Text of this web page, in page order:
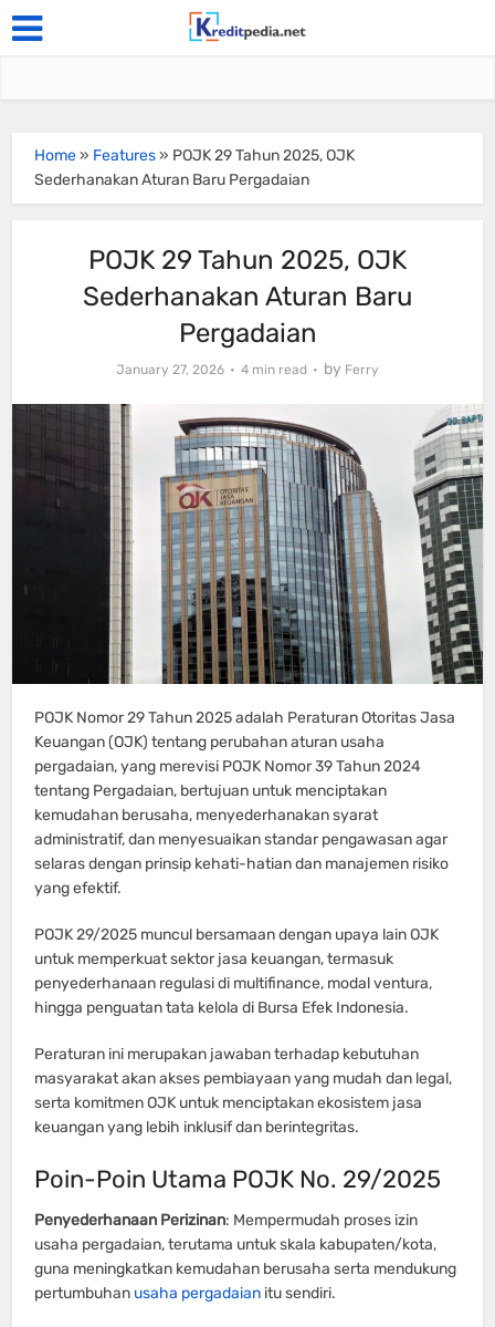
Home» Features» POJK 29 Tahun 2025, OJK
Sederhanakan Aturan Baru Pergadaian
POJK 29 Tahun 2025, OJK
Sederhanakan Aturan Baru
Pergadaian
January 27, 2026 4 min read by Ferry
POJK Nomor 29 Tahun 2025 adalah Peraturan Otoritas Jasa
Keuangan (OJK) tentang perubahan aturan usaha
pergadaian, yang merevisi POJK Nomor 39 Tahun 2024
tentang Pergadaian, bertujuan untuk menciptakan
kemudahan berusaha, menyederhanakan syarat
administratif, dan menyesuaikan standar pengawasan agar
selaras dengan prinsip kehati-hatian dan manajemen risiko
yang efektif.
POJK 29/2025 muncul bersamaan dengan upaya lain OJK
untuk memperkuat sektor jasa keuangan, termasuk
penyederhanaan regulasi di multifinance, modal ventura,
hingga penguatan tata kelola di Bursa Efek Indonesia.
Peraturan ini merupakan jawaban terhadap kebutuhan
masyarakat akan akses pembiayaan yang mudah dan legal,
serta komitmen OJK untuk menciptakan ekosistem jasa
keuangan yang lebih inklusif dan berintegritas.
Poin-Poin Utama POJK No. 29/2025
Penyederhanaan Perizinan: Mempermudah proses izin
usaha pergadaian, terutama untuk skala kabupaten/kota,
guna meningkatkan kemudahan berusaha serta mendukung
pertumbuhan usaha pergadaian itu sendiri.